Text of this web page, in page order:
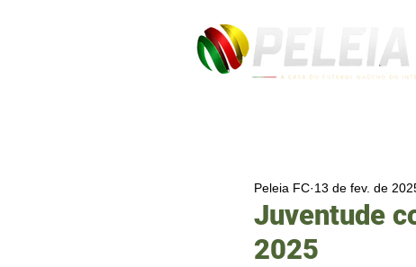
Juventude
2025
Peleia FC 13 de fev. de